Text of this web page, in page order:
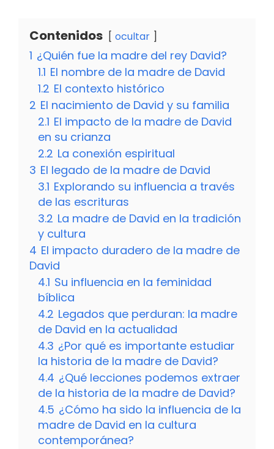
Contenidos ocultar
1 ¿Quién fue la madre del rey David?
1.1 El nombre de la madre de David
1.2 El contexto histórico
2 El nacimiento de David y su familia
2.1 El impacto de la madre de David
en su crianza
2.2 La conexión espiritual
3 El legado de la madre de David
3.1 Explorando su influencia a través
de las escrituras
3.2 La madre de David en la tradición
y cultura
4 El impacto duradero de la madre de
David
4.1 Su influencia en la feminidad
bíblica
4.2 Legados que perduran: la madre
de David en la actualidad
4.3 ¿Por qué es importante estudiar
la historia de la madre de David?
4.4 ¿Qué lecciones podemos extraer
de la historia de la madre de David?
4.5 ¿Cómo ha sido la influencia de la
madre de David en la cultura
contemporánea?